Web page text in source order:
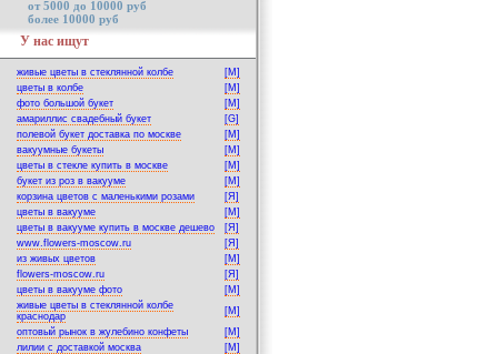
от 5000 до 10000 руб
более 10000 руб
У нас ищут
живые цветы в стеклянной колбе
[M]
цветы в колбе
[M]
фото большой букет
[M]
амариллис свадебный букет
[G]
полевой букет доставка по москве
[M]
вакуумные букеты
[M]
цветы в стекле купить в москве
[M]
букет из роз в вакууме
[M]
корзина цветов с маленькими розами
[Я]
цветы в вакууме
[M]
цветы в вакууме купить в москве дешево
[Я]
www.flowers-moscow.ru
[Я]
из живых цветов
[M]
flowers-moscow.ru
[Я]
цветы в вакууме фото
[M]
живые цветы в стеклянной колбе
краснодар
[M]
оптовый рынок в жулебино конфеты
[M]
лилии с доставкой москва
[M]